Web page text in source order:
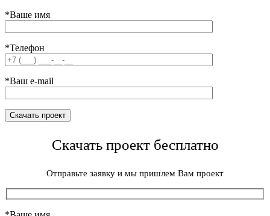
*Ваше имя
*Телефон
*Ваш e-mail
Скачать проект бесплатно
Отправьте заявку и мы пришлем Вам проект